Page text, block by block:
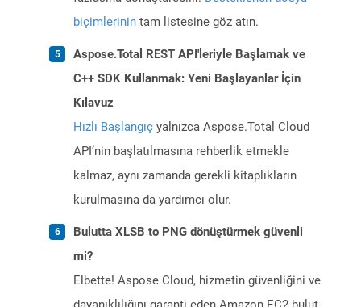
biçimlerinin tam listesine göz atın.
Aspose.Total REST API'leriyle Başlamak ve
C++ SDK Kullanmak: Yeni Başlayanlar İçin
Kılavuz
Hızlı Başlangıç yalnızca Aspose.Total Cloud
API’nin başlatılmasına rehberlik etmekle
kalmaz, aynı zamanda gerekli kitaplıkların
kurulmasına da yardımcı olur.
Bulutta XLSB to PNG dönüştürmek güvenli
mi?
Elbette! Aspose Cloud, hizmetin güvenliğini ve